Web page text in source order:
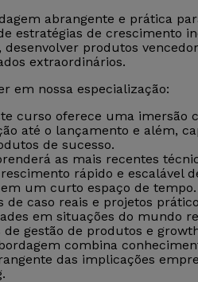
abrangente e prática
estratégias de crescimento
produtos
extraordinários.
em nossa especialização:
curso oferece uma imersão
até o lançamento e além,
de sucesso.
as mais recentes
rápido e escalável
um curto espaço de tempo.
caso reais e projetos
em situações do mundo
gestão de produtos e
combina
das implicações